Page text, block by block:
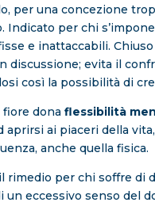
per una concezione
Indicato per chi
e inattaccabili.
discussione; evita il
così la possibilità di
dona flessibilità
aprirsi ai piaceri della
anche quella fisica.
rimedio per chi soffre di
un eccessivo senso del